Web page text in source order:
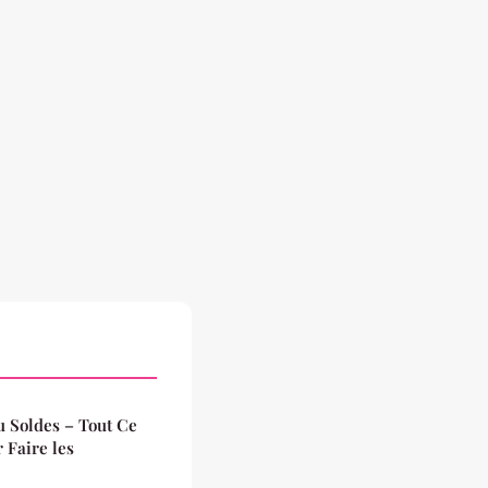
Soldes – Tout Ce
Faire les